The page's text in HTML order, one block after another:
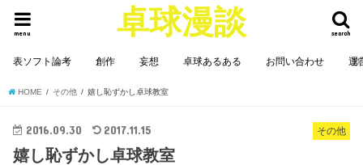
卓球漫談 search
menu
表ソフト論考 創作 妄想 卓球あるある お問い合わせ 運
HOME その他 嬉し恥ずかし卓球教室
その他
2016.09.30 2017.11.15
嬉し恥ずかし卓球教室